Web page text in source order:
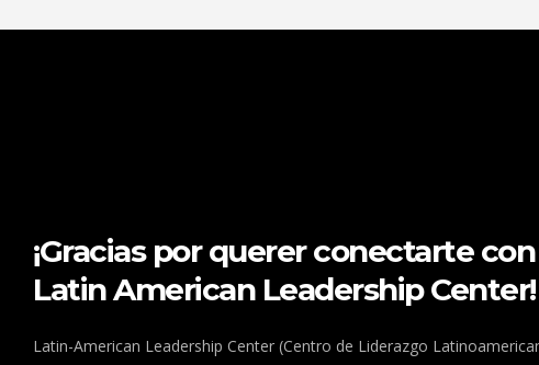
¡Gracias por querer conectarte
Latin American Leadership Center!
Latin-American Leadership Center (Centro de Liderazgo